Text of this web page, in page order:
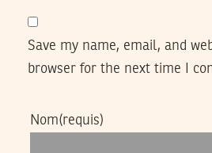
Save my name, email, and
browser for the next time I
Nom(requis)